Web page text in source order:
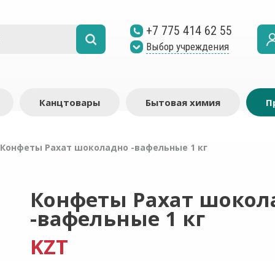
+7 775 414 62 55
Выбор учреждения
Канцтовары Бытовая химия
Конфеты Рахат шоколадно -вафельные 1 кг
Конфеты Рахат
-вафельные 1 кг
KZT